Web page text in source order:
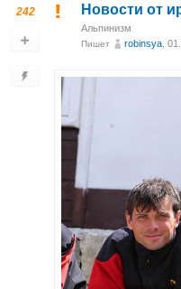
242 Новости от
Альпинизм
Пишет robinsya ,